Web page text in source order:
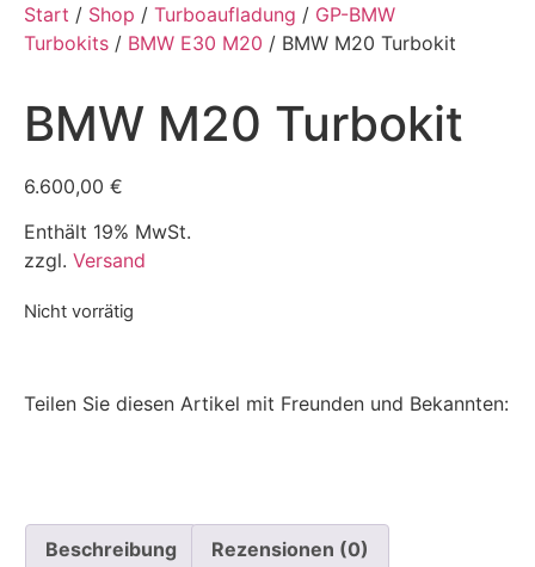
Start / Shop / Turboaufladung / GP-BMW
Turbokits / BMW E30 M20 / BMW M20 Turbokit
BMW M20 Turbokit
6.600,00 €
Enthält 19% MwSt.
zzgl. Versand
Nicht vorrätig
Teilen Sie diesen Artikel mit Freunden und Bekannten:
Beschreibung Rezensionen (0)